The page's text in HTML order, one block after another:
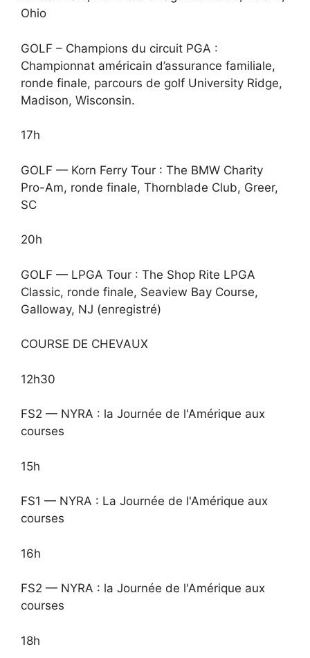
Ohio
GOLF – Champions du circuit PGA :
Championnat américain d’assurance familiale,
ronde finale, parcours de golf University Ridge,
Madison, Wisconsin.
17h
GOLF — Korn Ferry Tour : The BMW Charity
Pro-Am, ronde finale, Thornblade Club, Greer,
SC
20h
GOLF — LPGA Tour : The Shop Rite LPGA
Classic, ronde finale, Seaview Bay Course,
Galloway, NJ (enregistré)
COURSE DE CHEVAUX
12h30
FS2 — NYRA : la Journée de l'Amérique aux
courses
15h
FS1 — NYRA : La Journée de l'Amérique aux
courses
16h
FS2 — NYRA : la Journée de l'Amérique aux
courses
18h